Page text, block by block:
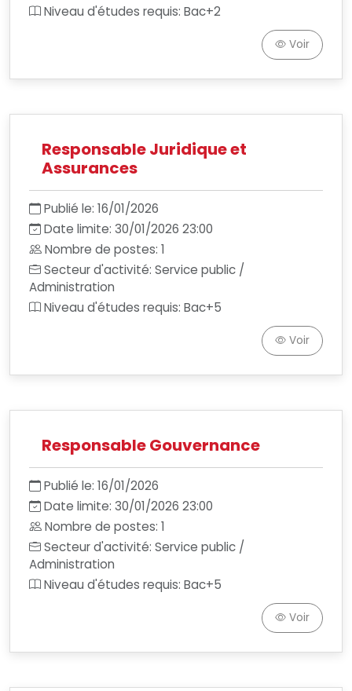
Niveau d'études requis: Bac+2
Voir
Responsable Juridique et
Assurances
Publié le: 16/01/2026
Date limite: 30/01/2026 23:00
Nombre de postes: 1
Secteur d'activité: Service public /
Administration
Niveau d'études requis: Bac+5
Voir
Responsable Gouvernance
Publié le: 16/01/2026
Date limite: 30/01/2026 23:00
Nombre de postes: 1
Secteur d'activité: Service public /
Administration
Niveau d'études requis: Bac+5
Voir